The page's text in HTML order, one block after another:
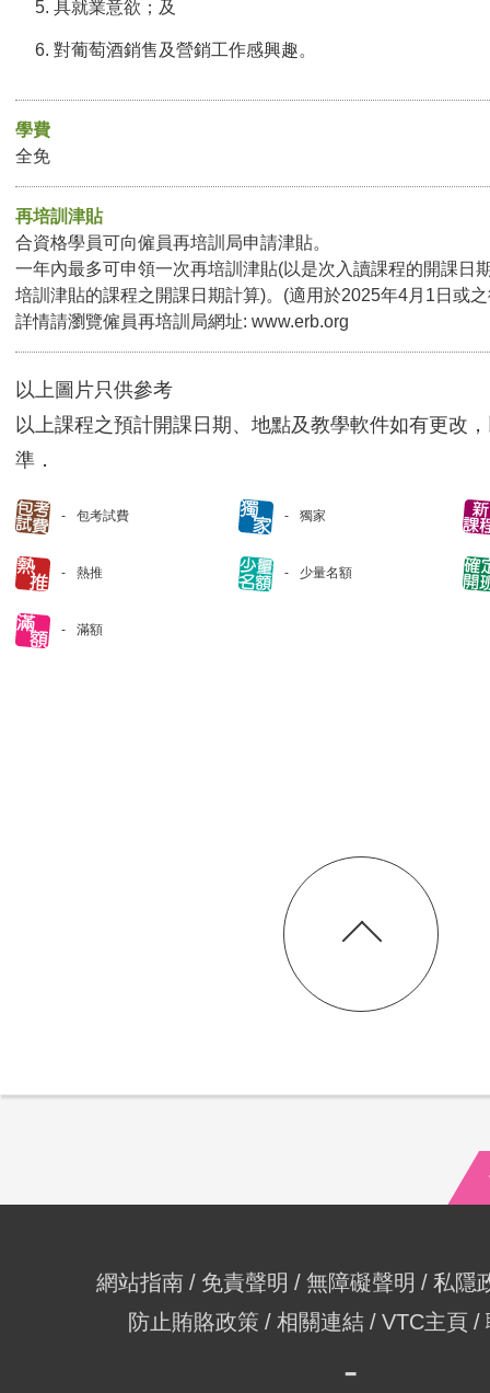
具就業意欲；及
對葡萄酒銷售及營銷工作感興趣。
學費
全免
再培訓津貼
合資格學員可向僱員再培訓局申請津貼。
一年內最多可申領一次再培訓津貼(以是次入讀課程的開課日
培訓津貼的課程之開課日期計算)。(適用於2025年4月1日或
詳情請瀏覽僱員再培訓局網址: www.erb.org
以上圖片只供參考
以上課程之預計開課日期、地點及教學軟件如有更改
準．
包考試費 獨家
熱推 少量名額
滿額
網站指南 免責聲明 無障礙聲明
私隱
防止賄賂政策
相關連結 VTC主頁